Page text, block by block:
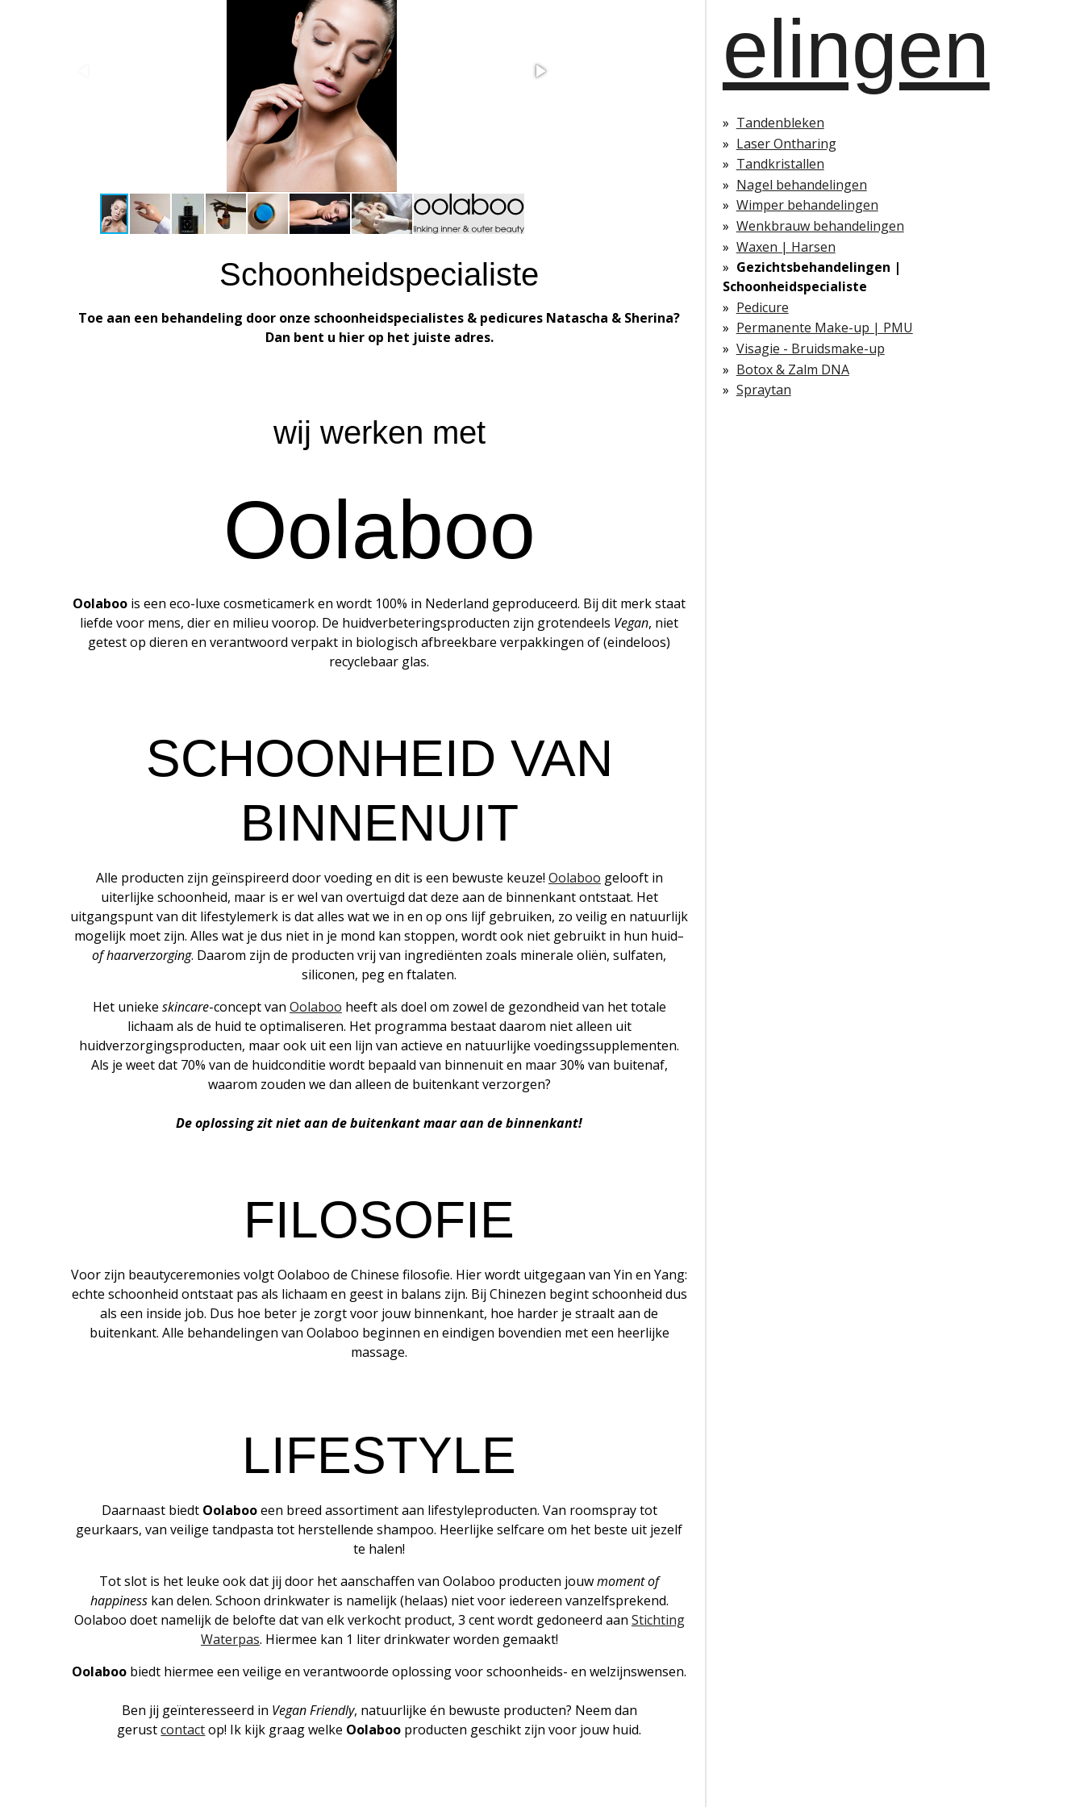
Schoonheidspecialiste
Toe aan een behandeling door onze schoonheidspecialistes & pedicures Natascha & Sherina?
Dan bent u hier op het juiste adres.
wij werken met
Oolaboo
Oolaboo is een eco-luxe cosmeticamerk en wordt 100% in Nederland geproduceerd. Bij dit merk staat
liefde voor mens, dier en milieu voorop. De huidverbeteringsproducten zijn grotendeels Vegan, niet
getest op dieren en verantwoord verpakt in biologisch afbreekbare verpakkingen of (eindeloos)
recyclebaar glas.
SCHOONHEID VAN
BINNENUIT
Alle producten zijn geïnspireerd door voeding en dit is een bewuste keuze! Oolaboo gelooft in
uiterlijke schoonheid, maar is er wel van overtuigd dat deze aan de binnenkant ontstaat. Het
uitgangspunt van dit lifestylemerk is dat alles wat we in en op ons lijf gebruiken, zo veilig en natuurlijk
mogelijk moet zijn. Alles wat je dus niet in je mond kan stoppen, wordt ook niet gebruikt in hun huid–
of haarverzorging. Daarom zijn de producten vrij van ingrediënten zoals minerale oliën, sulfaten,
siliconen, peg en ftalaten.
Het unieke skincare-concept van Oolaboo heeft als doel om zowel de gezondheid van het totale
lichaam als de huid te optimaliseren. Het programma bestaat daarom niet alleen uit
huidverzorgingsproducten, maar ook uit een lijn van actieve en natuurlijke voedingssupplementen.
Als je weet dat 70% van de huidconditie wordt bepaald van binnenuit en maar 30% van buitenaf,
waarom zouden we dan alleen de buitenkant verzorgen?
De oplossing zit niet aan de buitenkant maar aan de binnenkant!
FILOSOFIE
Voor zijn beautyceremonies volgt Oolaboo de Chinese filosofie. Hier wordt uitgegaan van Yin en Yang:
echte schoonheid ontstaat pas als lichaam en geest in balans zijn. Bij Chinezen begint schoonheid dus
als een inside job. Dus hoe beter je zorgt voor jouw binnenkant, hoe harder je straalt aan de
buitenkant. Alle behandelingen van Oolaboo beginnen en eindigen bovendien met een heerlijke
massage.
LIFESTYLE
Daarnaast biedt Oolabooeen breed assortiment aan lifestyleproducten. Van roomspray tot
geurkaars, van veilige tandpasta tot herstellende shampoo. Heerlijke selfcare om het beste uit jezelf
te halen!
Tot slot is het leuke ook dat jij door het aanschaffen van Oolaboo producten jouw moment of
happiness kan delen. Schoon drinkwater is namelijk (helaas) niet voor iedereen vanzelfsprekend.
Oolaboo doet namelijk de belofte dat van elk verkocht product, 3 cent wordt gedoneerd aan Stichting
Waterpas. Hiermee kan 1 liter drinkwater worden gemaakt!
Oolaboo biedt hiermee een veilige en verantwoorde oplossing voor schoonheids- en welzijnswensen.
Ben jij geïnteresseerd in Vegan Friendly, natuurlijke én bewuste producten? Neem dan
gerust contact op! Ik kijk graag welke Oolaboo producten geschikt zijn voor jouw huid.
elingen
Tandenbleken
Laser Ontharing
Tandkristallen
Nagel behandelingen
Wimper behandelingen
Wenkbrauw behandelingen
Waxen | Harsen
Gezichtsbehandelingen |
Schoonheidspecialiste
Pedicure
Permanente Make-up | PMU
Visagie - Bruidsmake-up
Botox & Zalm DNA
Spraytan